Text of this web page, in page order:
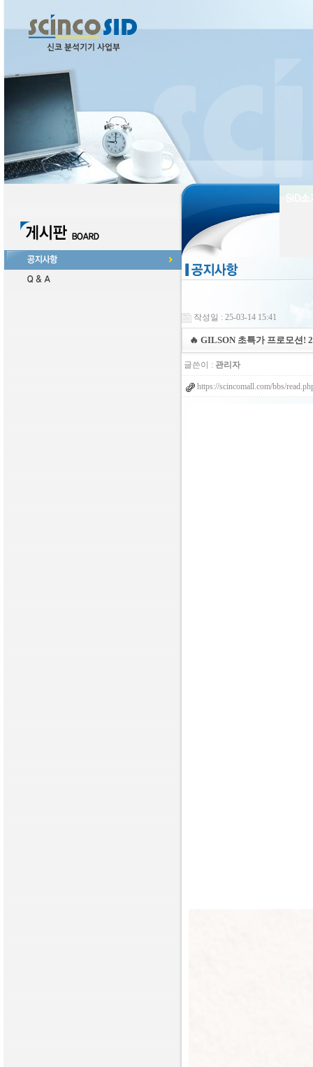
작성일 : 25-03-14 15:41
🔥 GILSON 초특가 프로모션!
글쓴이 : 관리자
https://scincomall.com/bbs/